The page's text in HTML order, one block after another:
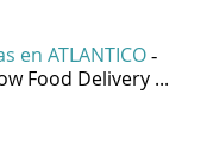
en ATLANTICO -
Food Delivery ...